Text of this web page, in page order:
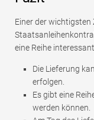
Einer der wichtigsten
eine Reihe
Die Lieferung
erfolgen.
Es gibt eine
werden können.